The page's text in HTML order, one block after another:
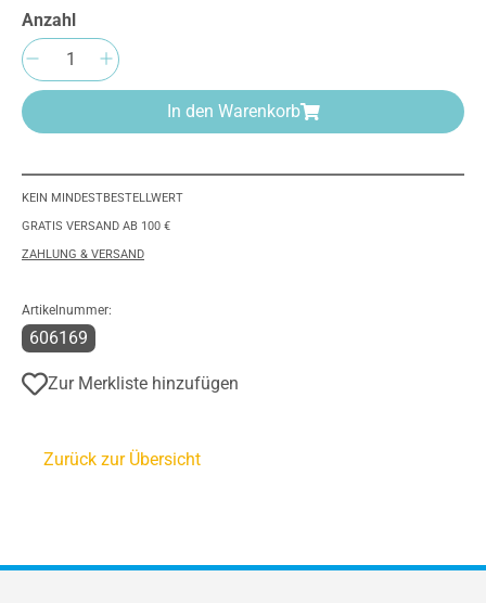
Anzahl
Produkt Anzahl: Gib den gewünschten
In den Warenkorb
KEIN MINDESTBESTELLWERT
GRATIS VERSAND AB 100 €
ZAHLUNG & VERSAND
Artikelnummer:
606169
Zur Merkliste hinzufügen
Zurück zur Übersicht